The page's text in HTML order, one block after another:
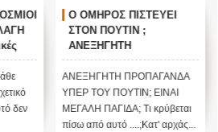
ΤΟΥ
Τα είπε όλα με μιας !
Τους άφησε όλους
άφωνους
Το iokh.gr δημοσιεύει κάθε
σχόλιο το οποίο είναι σχετικό
με το θέμα. Ωστόσο, αυτό δεν
σημαίνει ότι...